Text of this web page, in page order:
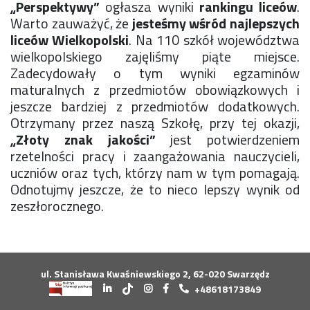
Konkurs klas
Konkurs "Złota Żaba"
Kontakty zagraniczne
Newsy
Obóz adaptacyjny
Polityka ochrony dzieci
Przewodniczący Rady Szkoły
Szkoła zimowa
Warsztaty interdyscyplinarne
Wykaz podręczników
Zajęcia pozalekcyjne
Aplikacje szkolne
Biblioteka szkolna
Dziennik elektroniczny
„Perspektywy” ogłasza wyniki rankingu liceów.
Warto zauważyć, żejesteśmy wśród najlepszych
liceów Wielkopolski. Na 110 szkół województwa
wielkopolskiego zajęliśmy piąte miejsce.
Zadecydowały o tym wyniki egzaminów
maturalnych z przedmiotów obowiązkowych i
jeszcze bardziej z przedmiotów dodatkowych.
Otrzymany przez naszą Szkołę, przy tej okazji,
„Złoty znak jakości” jest potwierdzeniem
rzetelności pracy i zaangażowania nauczycieli,
uczniów oraz tych, którzy nam w tym pomagają.
Odnotujmy jeszcze, że to nieco lepszy wynik od
zeszłorocznego.
ul. Stanisława Kwaśniewskiego 2, 62-020 Swarzędz
+48618173849